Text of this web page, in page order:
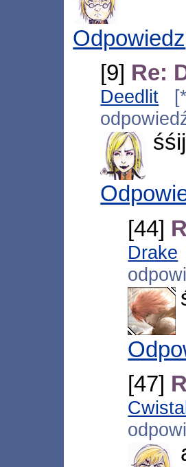
Odpowiedz
[9] Re:
Deedlit
[44]
Drake
[47]